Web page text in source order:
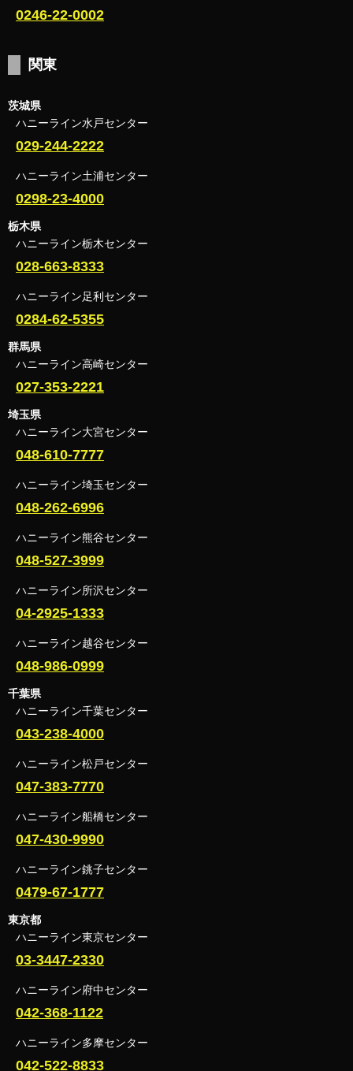
0246-22-0002
関東
茨城県
ハニーライン水戸センター
029-244-2222
ハニーライン土浦センター
0298-23-4000
栃木県
ハニーライン栃木センター
028-663-8333
ハニーライン足利センター
0284-62-5355
群馬県
ハニーライン高崎センター
027-353-2221
埼玉県
ハニーライン大宮センター
048-610-7777
ハニーライン埼玉センター
048-262-6996
ハニーライン熊谷センター
048-527-3999
ハニーライン所沢センター
04-2925-1333
ハニーライン越谷センター
048-986-0999
千葉県
ハニーライン千葉センター
043-238-4000
ハニーライン松戸センター
047-383-7770
ハニーライン船橋センター
047-430-9990
ハニーライン銚子センター
0479-67-1777
東京都
ハニーライン東京センター
03-3447-2330
ハニーライン府中センター
042-368-1122
ハニーライン多摩センター
042-522-8833